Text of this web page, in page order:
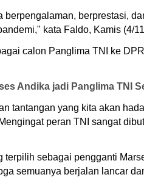
berprestasi,
kata Faldo, Kamis (4/
calon Panglima TNI ke
Andika jadi Panglima TNI
tantangan yang kita akan
peran TNI sangat
sebagai pengganti
semuanya berjalan lancar